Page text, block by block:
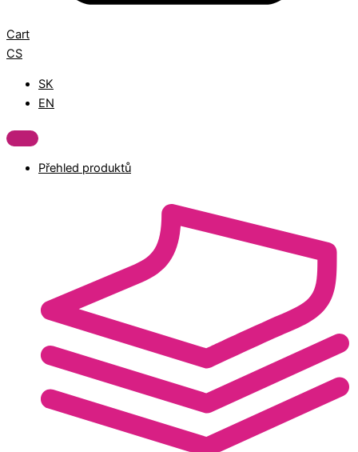
Cart
CS
SK
EN
Přehled produktů